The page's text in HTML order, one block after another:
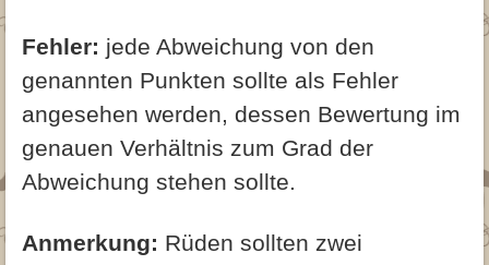
Fehler: jede Abweichung von den
genannten Punkten sollte als Fehler
angesehen werden, dessen Bewertung im
genauen Verhältnis zum Grad der
Abweichung stehen sollte.
Anmerkung: Rüden sollten zwei